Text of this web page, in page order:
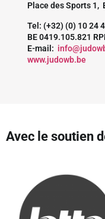
Place des Sports 1,
Tel: (+32) (0) 10 24
BE 0419.105.821
E-mail:
www.judowb.be
Avec le soutien